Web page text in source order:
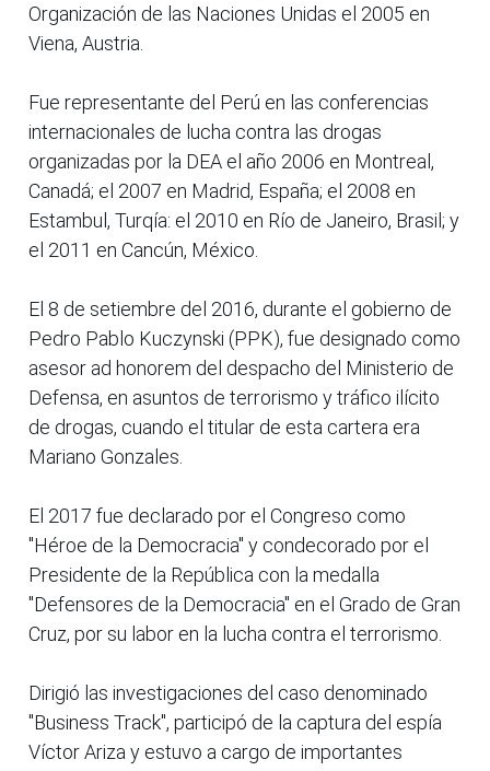
Organización de las Naciones Unidas el 2005 en
Viena, Austria.
Fue representante del Perú en las conferencias
internacionales de lucha contra las drogas
organizadas por la DEA el año 2006 en Montreal,
Canadá; el 2007 en Madrid, España; el 2008 en
Estambul, Turqía: el 2010 en Río de Janeiro, Brasil; y
el 2011 en Cancún, México.
El 8 de setiembre del 2016, durante el gobierno de
Pedro Pablo Kuczynski (PPK), fue designado como
asesor ad honorem del despacho del Ministerio de
Defensa, en asuntos de terrorismo y tráfico ilícito
de drogas, cuando el titular de esta cartera era
Mariano Gonzales.
El 2017 fue declarado por el Congreso como
"Héroe de la Democracia" y condecorado por el
Presidente de la República con la medalla
"Defensores de la Democracia" en el Grado de Gran
Cruz, por su labor en la lucha contra el terrorismo.
Dirigió las investigaciones del caso denominado
"Business Track", participó de la captura del espía
Víctor Ariza y estuvo a cargo de importantes